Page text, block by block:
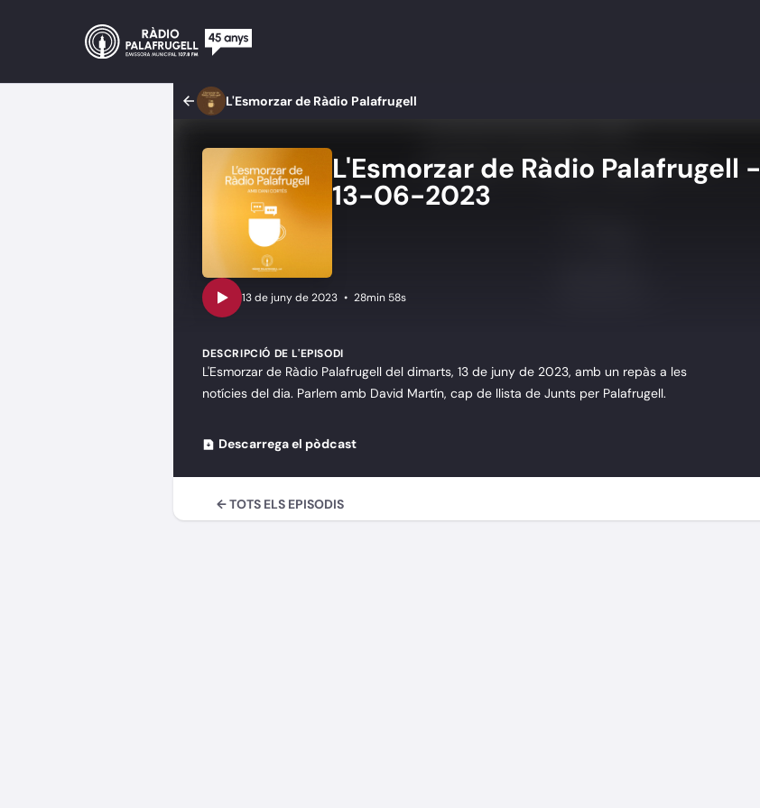
L'Esmorzar de Ràdio Palafrugell
L'Esmorzar de Ràdio Palafrugell -
13-06-2023
• 28min 58s
DESCRIPCIÓ DE L'EPISODI
L'Esmorzar de Ràdio Palafrugell del dimarts, 13 de juny de 2023, amb un repàs a les
notícies del dia. Parlem amb David Martín, cap de llista de Junts per Palafrugell.
Descarrega el pòdcast
← TOTS ELS EPISODIS